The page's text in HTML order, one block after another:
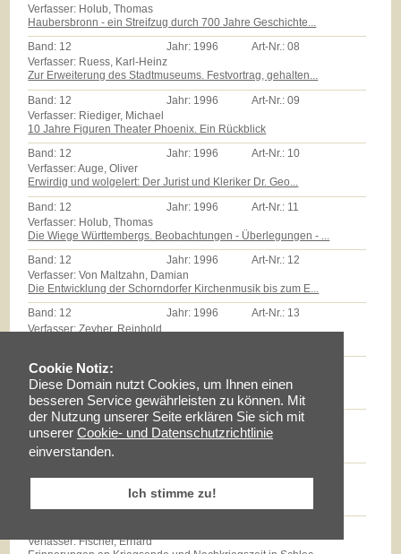
Cookie Notiz:
Diese Domain nutzt Cookies, um Ihnen einen
besseren Service gewährleisten zu können. Mit
der Nutzung unserer Seite erklären Sie sich mit
unserer Cookie- und Datenschutzrichtlinie
einverstanden.
Ich stimme zu!
Verfasser: Holub, Thomas
Haubersbronn - ein Streifzug durch 700 Jahre Geschichte...
Band: 12 Jahr: 1996 Art-Nr.:08
Verfasser: Ruess, Karl-Heinz
Zur Erweiterung des Stadtmuseums. Festvortrag, gehalten...
Band: 12 Jahr: 1996 Art-Nr.:09
Verfasser: Riediger, Michael
10 Jahre Figuren Theater Phoenix. Ein Rückblick
Band: 12 Jahr: 1996 Art-Nr.: 10
Verfasser: Auge, Oliver
Erwirdig und wolgelert: Der Jurist und Kleriker Dr. Geo...
Band: 12 Jahr: 1996 Art-Nr.: 11
Verfasser: Holub, Thomas
Die Wiege Württembergs. Beobachtungen - Überlegungen - ...
Band: 12 Jahr: 1996 Art-Nr.: 12
Verfasser: Von Maltzahn, Damian
Die Entwicklung der Schorndorfer Kirchenmusik bis zum E...
Band: 12 Jahr: 1996 Art-Nr.: 13
Verfasser: Zeyher, Reinhold
Band:12
Verfasser: Zollmann, Günther
Massenarmut und landwirtschaftliche Reformen auf dem Sc...
Band:12 Jahr:1996 Art-Nr.:15
Verfasser: Milz, Thomas
Götz E.Hübner - ein experimenteller Geschichtspraktiker...
Verfasser: Braun, Lise
Verfasser: Fischer, Erhard